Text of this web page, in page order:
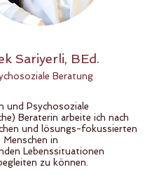
Sariyerli, BEd.
Beratung
und Psychosoziale
Beraterin arbeite ich nach
und lösungs-fokussierten
Menschen in
Lebenssituationen
zu können.